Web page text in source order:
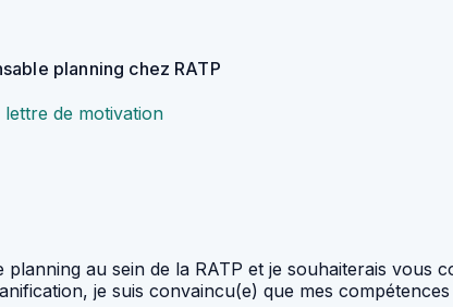
planning chez RATP
lettre de motivation
au sein de la RATP et je souhaiterais vous
je suis convaincu(e) que mes